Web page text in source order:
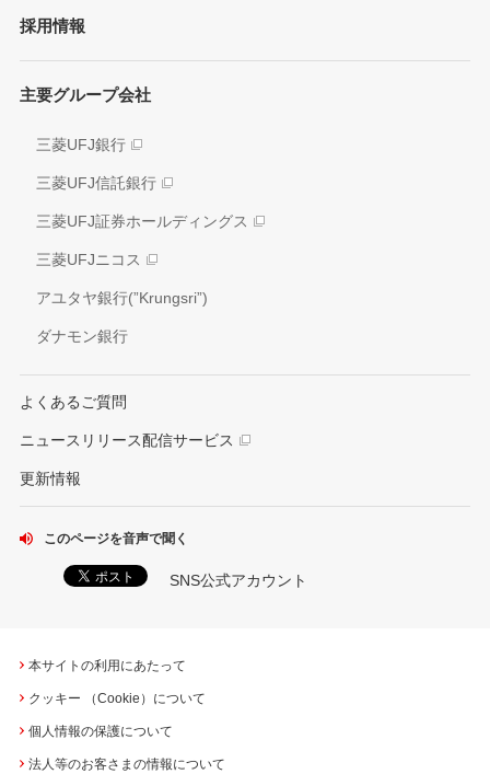
各種レポート
アナリスト情報
電子公告
情報開示方針
IRお問い合わせ窓口
方針/ガイドライン
イニシアティブへの参画
環境
社会
ガバナンス
外部評価
社会貢献活動
採用情報
主要グループ会社
三菱UFJ銀行
三菱UFJ信託銀行
三菱UFJ証券ホールディングス
三菱UFJニコス
アユタヤ銀行(”Krungsri”)
ダナモン銀行
よくあるご質問
ニュースリリース配信サービス
更新情報
このページを音声で聞く
SNS公式アカウント
本サイトの利用にあたって
クッキー （Cookie）について
個人情報の保護について
法人等のお客さまの情報について